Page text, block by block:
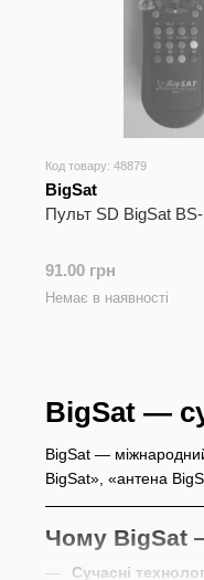
BigSat —
BigSat —
BigSat», «антена
Чому BigSat
Сучасні
Код товару: 48879
BigSat
Пульт SD BigSat
91.00 грн
Немає в наявності